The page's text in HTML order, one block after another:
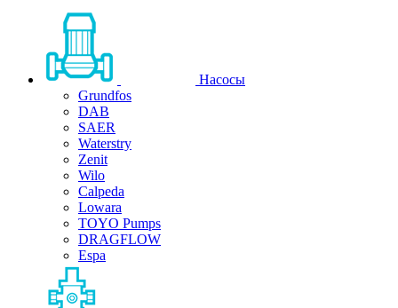
Насосы
Grundfos
DAB
SAER
Waterstry
Zenit
Wilo
Calpeda
Lowara
TOYO Pumps
DRAGFLOW
Espa